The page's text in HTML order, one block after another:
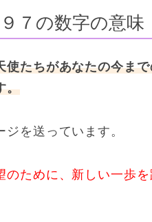
７の数字の意味
たちがあなたの今ま
。
を送っています。
のために、新しい一歩